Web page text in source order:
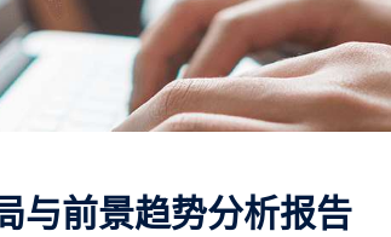
与前景趋势分析报告